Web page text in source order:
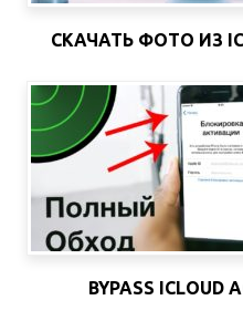
СКАЧАТЬ ФОТО ИЗ
BYPASS ICLOUD